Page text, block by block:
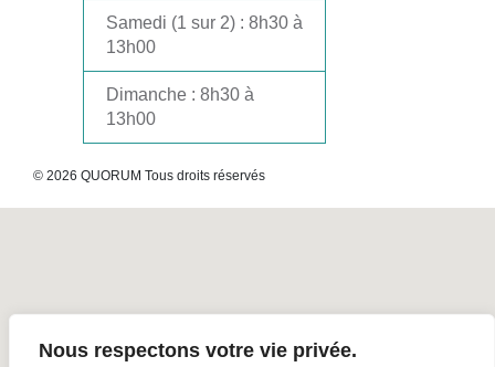
Nous respectons votre vie privée.
Samedi (1 sur 2) : 8h30 à
13h00
Dimanche : 8h30 à
13h00
© 2026 QUORUM Tous droits réservés